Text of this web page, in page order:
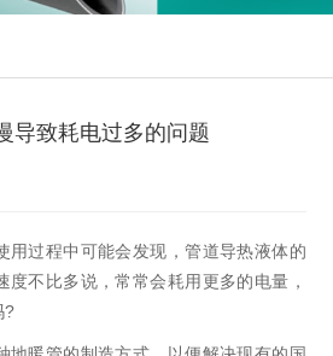
导致耗电过多的问题
过程中可能会发现，管道导热液体的
度不比多说，常常会耗用更多的电量，
?